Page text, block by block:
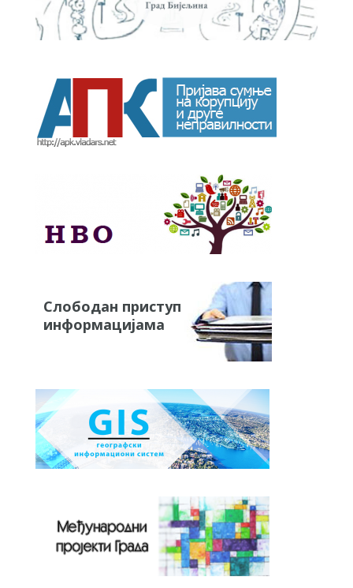
Слободан приступ
информацијама